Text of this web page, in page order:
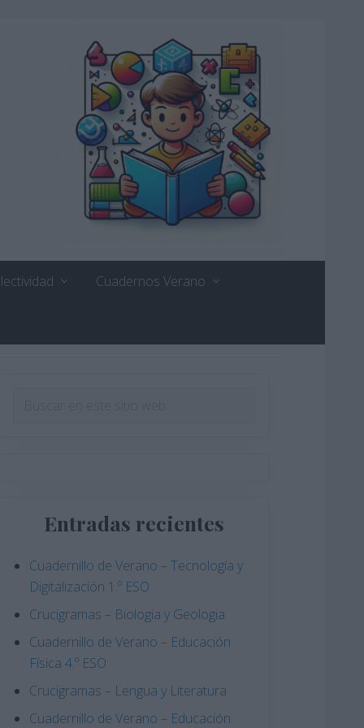
Cuadernos Verano
Entradas recientes
Cuadernillo de Verano – Tecnología y
Digitalización 1.º ESO
Crucigramas – Biologia y Geologia
Cuadernillo de Verano – Educación
Física 4.º ESO
Crucigramas – Lengua y Literatura
Cuadernillo de Verano – Educación